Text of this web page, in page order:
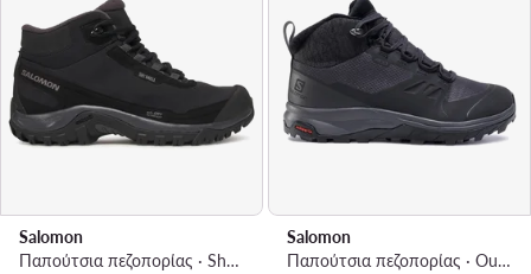
Salomon
Παπούτσια πεζοπορίας · Shelter Waterproof L47855000 · Μαύρο
Salomon
Παπούτσια πεζοπορίας · Outsnap Cswp W 411101 20 V0 · Μαύρο